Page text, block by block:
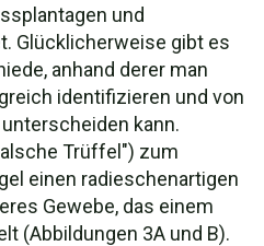
und
Glücklicherweise gibt es
anhand derer man
identifizieren und von
kann.
Trüffel") zum
einen radieschenartigen
Gewebe, das einem
(Abbildungen 3A und B).